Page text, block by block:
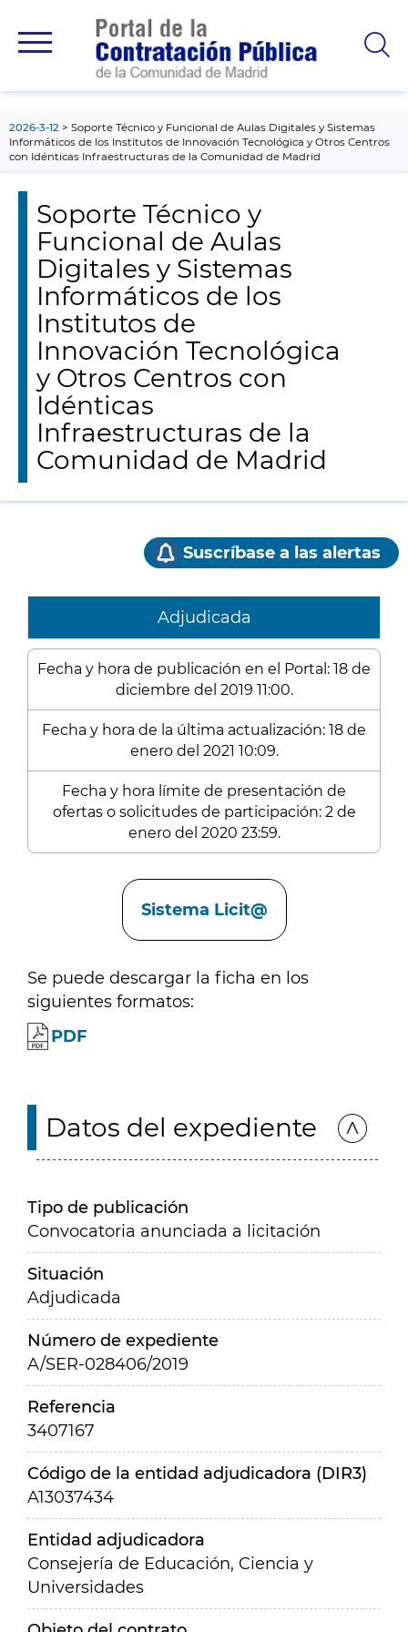
principal
2026-3-12
Soporte Técnico y Funcional de Aulas Digitales y Sistemas
Informáticos de los Institutos de Innovación Tecnológica y Otros Centros
con Idénticas Infraestructuras de la Comunidad de Madrid
Soporte Técnico y
Funcional de Aulas
Digitales y Sistemas
Informáticos de los
Institutos de
Innovación Tecnológica
y Otros Centros con
Idénticas
Infraestructuras de la
Comunidad de Madrid
Suscríbase a las alertas
Adjudicada
Fecha y hora de publicación en el Portal: 18 de
diciembre del 2019 11:00.
Fecha y hora de la última actualización: 18 de
enero del 2021 10:09.
Fecha y hora límite de presentación de
ofertas o solicitudes de participación: 2 de
enero del 2020 23:59.
Sistema Licit@
Se puede descargar la ficha en los
siguientes formatos:
PDF
Datos del expediente
Tipo de publicación
Convocatoria anunciada a licitación
Situación
Adjudicada
Número de expediente
A/SER-028406/2019
Referencia
3407167
Código de la entidad adjudicadora (DIR3)
A13037434
Entidad adjudicadora
Consejería de Educación, Ciencia y
Universidades